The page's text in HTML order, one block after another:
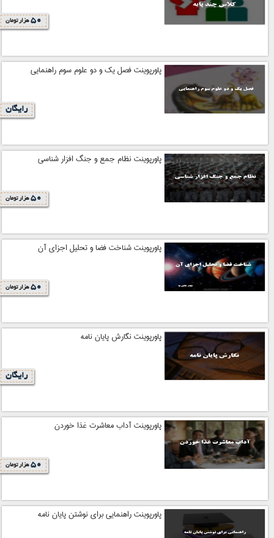
50 هزار تومان
پاورپوینت فصل یک و دو علوم سوم راهنمایی
رایگان
پاورپوینت نظام جمع و جنگ افزار شناسی
50 هزار تومان
پاورپوینت شناخت فضا و تحلیل اجزای آن
50 هزار تومان
پاورپوینت نگارش پایان نامه
رایگان
پاورپوینت آداب معاشرت غذا خوردن
50 هزار تومان
پاورپوینت راهنمایی برای نوشتن پایان نامه